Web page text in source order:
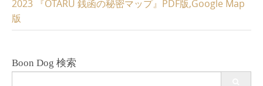
2023 『OTARU 銭函の秘密マップ』PDF版,Google Map
版
Boon Dog 検索